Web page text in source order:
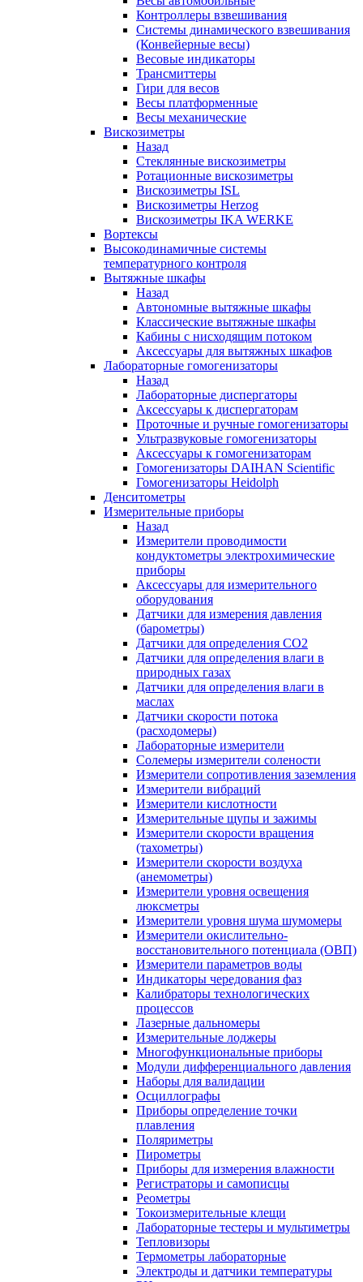
Контроллеры взвешивания
Системы динамического взвешивания
(Конвейерные весы)
Весовые индикаторы
Трансмиттеры
Гири для весов
Весы платформенные
Весы механические
Вискозиметры
Назад
Стеклянные вискозиметры
Ротационные вискозиметры
Вискозиметры ISL
Вискозиметры Herzog
Вискозиметры IKA WERKE
Вортексы
Высокодинамичные системы
температурного контроля
Вытяжные шкафы
Назад
Автономные вытяжные шкафы
Классические вытяжные шкафы
Кабины с нисходящим потоком
Аксессуары для вытяжных шкафов
Лабораторные гомогенизаторы
Назад
Лабораторные диспергаторы
Аксессуары к диспергаторам
Проточные и ручные гомогенизаторы
Ультразвуковые гомогенизаторы
Аксессуары к гомогенизаторам
Гомогенизаторы DAIHAN Scientific
Гомогенизаторы Heidolph
Денситометры
Измерительные приборы
Назад
Измерители проводимости
кондуктометры электрохимические
приборы
Аксессуары для измерительного
оборудования
Датчики для измерения давления
(барометры)
Датчики для определения CO2
Датчики для определения влаги в
природных газах
Датчики для определения влаги в
маслах
Датчики скорости потока
(расходомеры)
Лабораторные измерители
Солемеры измерители солености
Измерители сопротивления заземления
Измерители вибраций
Измерители кислотности
Измерительные щупы и зажимы
Измерители скорости вращения
(тахометры)
Измерители скорости воздуха
(анемометры)
Измерители уровня освещения
люксметры
Измерители уровня шума шумомеры
Измерители окислительно-
восстановительного потенциала (ОВП)
Измерители параметров воды
Индикаторы чередования фаз
Калибраторы технологических
процессов
Лазерные дальномеры
Измерительные лоджеры
Многофункциональные приборы
Модули дифференциального давления
Наборы для валидации
Осциллографы
Приборы определение точки
плавления
Поляриметры
Пирометры
Приборы для измерения влажности
Регистраторы и самописцы
Реометры
Токоизмерительные клещи
Лабораторные тестеры и мультиметры
Тепловизоры
Термометры лабораторные
Электроды и датчики температуры